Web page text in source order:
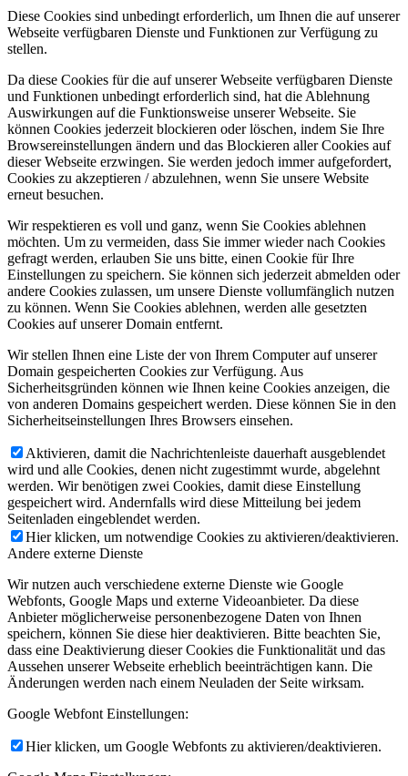
Diese Cookies sind unbedingt erforderlich, um Ihnen die auf unserer
Webseite verfügbaren Dienste und Funktionen zur Verfügung zu
stellen.
Da diese Cookies für die auf unserer Webseite verfügbaren Dienste
und Funktionen unbedingt erforderlich sind, hat die Ablehnung
Auswirkungen auf die Funktionsweise unserer Webseite. Sie
können Cookies jederzeit blockieren oder löschen, indem Sie Ihre
Browsereinstellungen ändern und das Blockieren aller Cookies auf
dieser Webseite erzwingen. Sie werden jedoch immer aufgefordert,
Cookies zu akzeptieren / abzulehnen, wenn Sie unsere Website
erneut besuchen.
Wir respektieren es voll und ganz, wenn Sie Cookies ablehnen
möchten. Um zu vermeiden, dass Sie immer wieder nach Cookies
gefragt werden, erlauben Sie uns bitte, einen Cookie für Ihre
Einstellungen zu speichern. Sie können sich jederzeit abmelden oder
andere Cookies zulassen, um unsere Dienste vollumfänglich nutzen
zu können. Wenn Sie Cookies ablehnen, werden alle gesetzten
Cookies auf unserer Domain entfernt.
Wir stellen Ihnen eine Liste der von Ihrem Computer auf unserer
Domain gespeicherten Cookies zur Verfügung. Aus
Sicherheitsgründen können wie Ihnen keine Cookies anzeigen, die
von anderen Domains gespeichert werden. Diese können Sie in den
Sicherheitseinstellungen Ihres Browsers einsehen.
Aktivieren, damit die Nachrichtenleiste dauerhaft ausgeblendet
wird und alle Cookies, denen nicht zugestimmt wurde, abgelehnt
werden. Wir benötigen zwei Cookies, damit diese Einstellung
gespeichert wird. Andernfalls wird diese Mitteilung bei jedem
Seitenladen eingeblendet werden.
Hier klicken, um notwendige Cookies zu aktivieren/deaktivieren.
Andere externe Dienste
Wir nutzen auch verschiedene externe Dienste wie Google
Webfonts, Google Maps und externe Videoanbieter. Da diese
Anbieter möglicherweise personenbezogene Daten von Ihnen
speichern, können Sie diese hier deaktivieren. Bitte beachten Sie,
dass eine Deaktivierung dieser Cookies die Funktionalität und das
Aussehen unserer Webseite erheblich beeinträchtigen kann. Die
Änderungen werden nach einem Neuladen der Seite wirksam.
Google Webfont Einstellungen:
Hier klicken, um Google Webfonts zu aktivieren/deaktivieren.